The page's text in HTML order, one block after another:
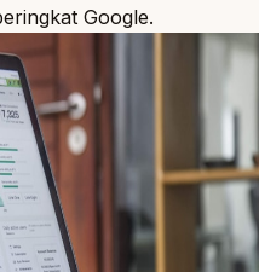
Google.